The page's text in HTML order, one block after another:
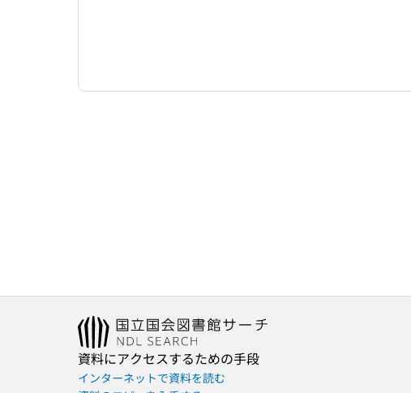
資料にアクセスするための手段
インターネットで資料を読む